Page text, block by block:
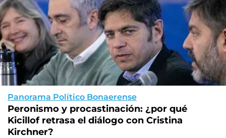
Panorama Político Bonaerense
Peronismo y procastinación: ¿por qué
Kicillof retrasa el diálogo con Cristina
Kirchner?